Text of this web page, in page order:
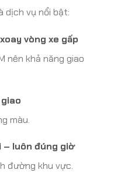
dịch vụ nổi bật:
vòng xe gấp
nên khả năng giao
màu.
– luôn đúng giờ
đường khu vực.